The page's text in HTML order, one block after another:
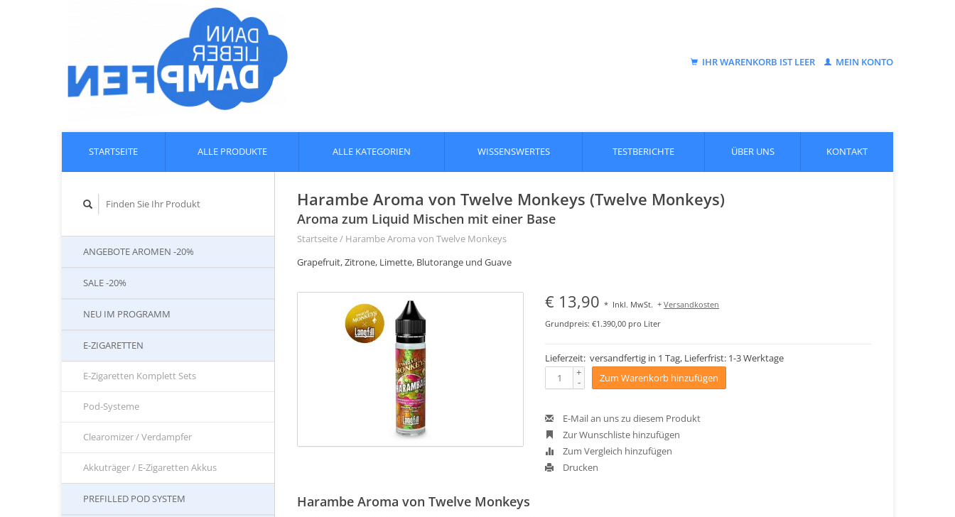
IHR WARENKORB IST LEER MEIN KONTO
STARTSEITE ALLE PRODUKTE ALLE KATEGORIEN WISSENSWERTES TESTBERICHTE ÜBER UNS KONTAKT
ANGEBOTE AROMEN -20%
SALE -20%
NEU IM PROGRAMM
E-ZIGARETTEN
E-Zigaretten Komplett Sets
Pod-Systeme
Clearomizer / Verdampfer
Akkuträger / E-Zigaretten Akkus
PREFILLED POD SYSTEM
Harambe Aroma von Twelve Monkeys (Twelve Monkeys)
Aroma zum Liquid Mischen mit einer Base
Startseite/ Harambe Aroma von Twelve Monkeys
Grapefruit, Zitrone, Limette, Blutorange und Guave
€ 13,90* Inkl. MwSt. +Versandkosten
Grundpreis: €1.390,00 pro Liter
Lieferzeit: versandfertig in 1 Tag, Lieferfrist: 1-3 Werktage
+
- Zum Warenkorb hinzufügen
E-Mail an uns zu diesem Produkt
Zur Wunschliste hinzufügen
Zum Vergleich hinzufügen
Drucken
Harambe Aroma von Twelve Monkeys